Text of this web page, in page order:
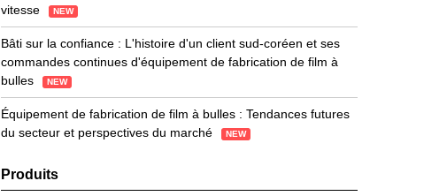
vitesse
NEW
Bâti sur la confiance : L'histoire d'un client sud-coréen et ses
commandes continues d'équipement de fabrication de film à
bulles
NEW
Équipement de fabrication de film à bulles : Tendances futures
du secteur et perspectives du marché
NEW
Produits